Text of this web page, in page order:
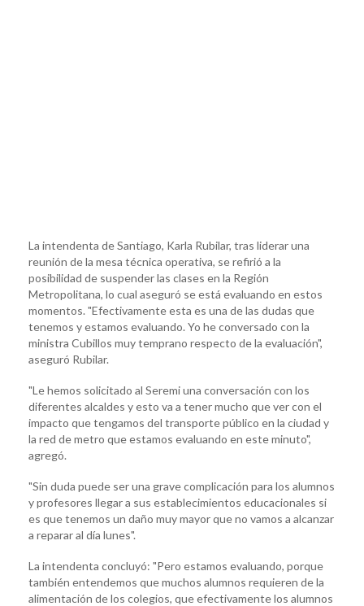
La intendenta de Santiago, Karla Rubilar, tras liderar una
reunión de la mesa técnica operativa, se refirió a la
posibilidad de suspender las clases en la Región
Metropolitana, lo cual aseguró se está evaluando en estos
momentos. "Efectivamente esta es una de las dudas que
tenemos y estamos evaluando. Yo he conversado con la
ministra Cubillos muy temprano respecto de la evaluación",
aseguró Rubilar.
"Le hemos solicitado al Seremi una conversación con los
diferentes alcaldes y esto va a tener mucho que ver con el
impacto que tengamos del transporte público en la ciudad y
la red de metro que estamos evaluando en este minuto",
agregó.
"Sin duda puede ser una grave complicación para los alumnos
y profesores llegar a sus establecimientos educacionales si
es que tenemos un daño muy mayor que no vamos a alcanzar
a reparar al día lunes".
La intendenta concluyó: "Pero estamos evaluando, porque
también entendemos que muchos alumnos requieren de la
alimentación de los colegios, que efectivamente los alumnos